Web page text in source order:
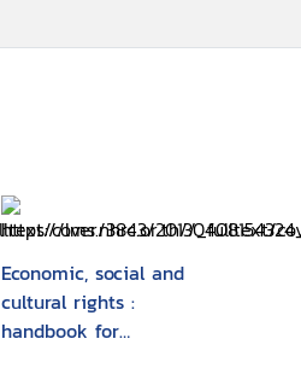
Economic, social and
cultural rights :
handbook for